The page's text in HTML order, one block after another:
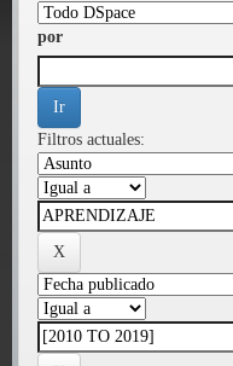
por
Filtros actuales: